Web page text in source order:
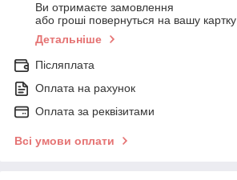
Ви отримаєте замовлення
або гроші повернуться на вашу картку
Детальніше
Післяплата
Оплата на рахунок
Оплата за реквізитами
Всі умови оплати